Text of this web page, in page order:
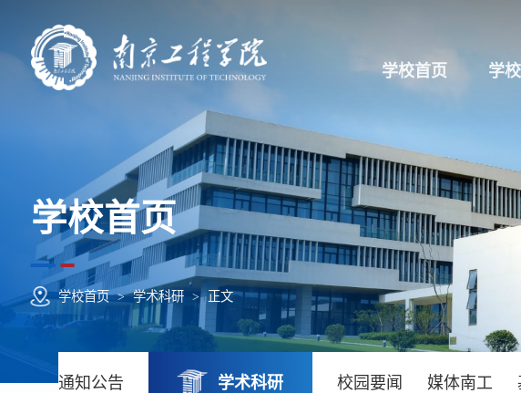
学校首页 学
学校首页
学校首页 > 学术科研 > 正文
通知公告 学术科研 校园要闻 媒体南工